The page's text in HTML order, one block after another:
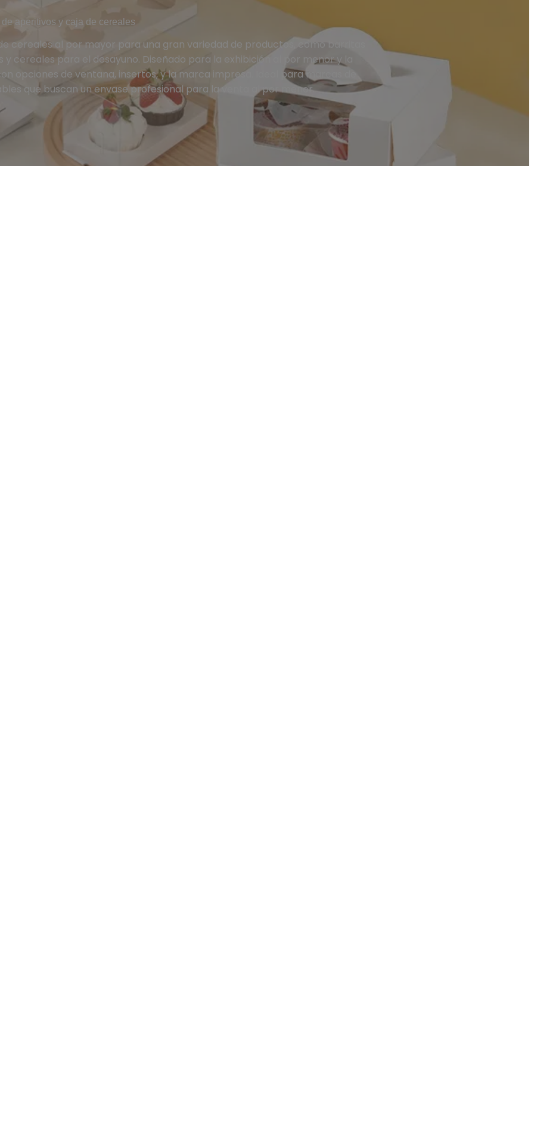
aperitivos y caja de cereales
cereales al por mayor para una gran variedad de productos, como barritas
cereales para el desayuno. Diseñado para la exhibición al por menor y la
opciones de ventana, insertos, y la marca impresa. Ideal para marcas de
que buscan un envase profesional para la venta al por menor.